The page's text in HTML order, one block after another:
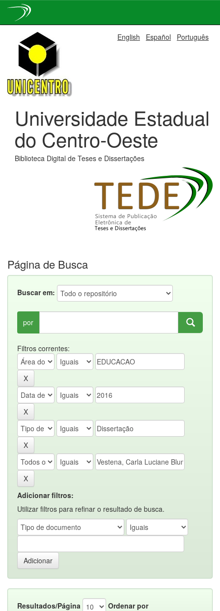
navigation
English Español Português
Universidade Estadual
do Centro-Oeste
Biblioteca Digital de Teses e Dissertações
Página de Busca
Buscar em:
por
Filtros correntes:
Adicionar filtros:
Utilizar filtros para refinar o resultado de busca.
Resultados/Página
Ordenar por